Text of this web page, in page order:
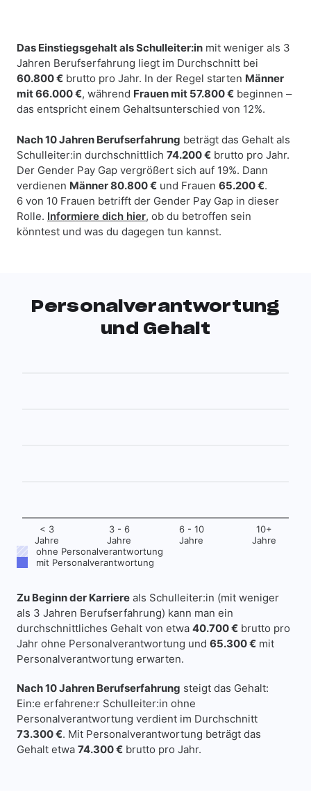
Das Einstiegsgehalt als Schulleiter:in mit weniger als 3
Jahren Berufserfahrung liegt im Durchschnitt bei
60.800 € brutto pro Jahr. In der Regel starten Männer
mit 66.000 €, während Frauen mit 57.800 € beginnen –
das entspricht einem Gehaltsunterschied von 12%.
Nach 10 Jahren Berufserfahrung beträgt das Gehalt als
Schulleiter:in durchschnittlich 74.200 € brutto pro Jahr.
Der Gender Pay Gap vergrößert sich auf 19%. Dann
verdienen Männer 80.800 € und Frauen 65.200 €.
6 von 10 Frauen betrifft der Gender Pay Gap in dieser
Rolle. Informiere dich hier, ob du betroffen sein
könntest und was du dagegen tun kannst.
Personalverantwortung
und Gehalt
< 3
Jahre
3 - 6
Jahre
6 - 10
Jahre
10+
Jahre
ohne Personalverantwortung
mit Personalverantwortung
Zu Beginn der Karriere als Schulleiter:in (mit weniger
als 3 Jahren Berufserfahrung) kann man ein
durchschnittliches Gehalt von etwa 40.700 € brutto pro
Jahr ohne Personalverantwortung und 65.300 € mit
Personalverantwortung erwarten.
Nach 10 Jahren Berufserfahrung steigt das Gehalt:
Ein:e erfahrene:r Schulleiter:in ohne
Personalverantwortung verdient im Durchschnitt
73.300 €. Mit Personalverantwortung beträgt das
Gehalt etwa 74.300 € brutto pro Jahr.